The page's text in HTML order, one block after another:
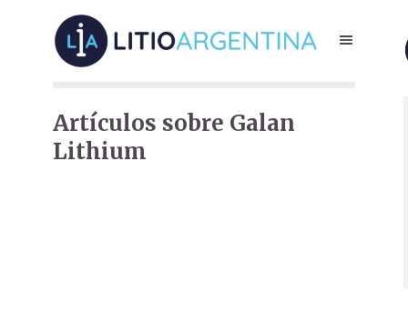
Artículos sobre Galan
Lithium